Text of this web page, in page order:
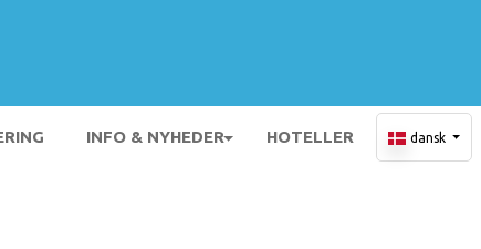
INFO & NYHEDER HOTELLER dansk